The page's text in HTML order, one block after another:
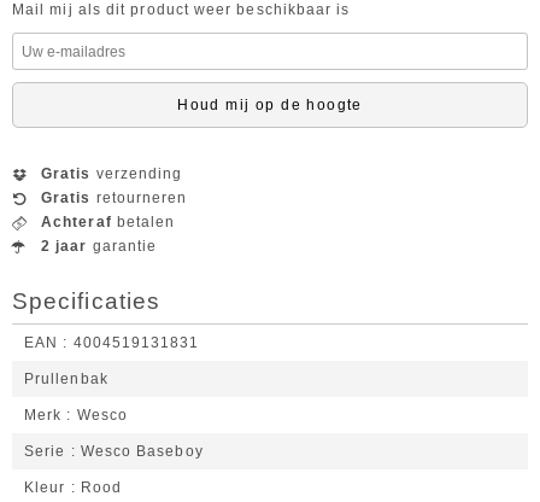
Mail mij als dit product weer beschikbaar is
Houd mij op de hoogte
Gratis verzending
Gratis retourneren
Achteraf betalen
2 jaar garantie
Specificaties
EAN 4004519131831
Prullenbak
Merk Wesco
Serie Wesco Baseboy
Kleur Rood